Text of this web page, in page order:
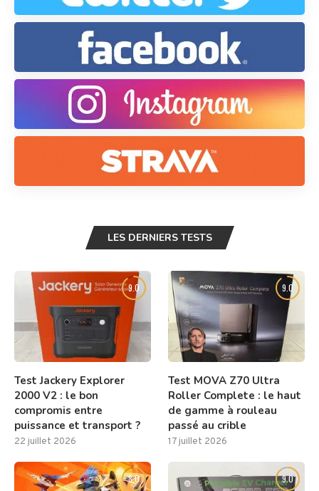
LES DERNIERS TESTS
9.0
Test Jackery Explorer
2000 V2 : le bon
compromis entre
puissance et transport ?
22 juillet 2026
9.0
Test MOVA Z70 Ultra
Roller Complete : le haut
de gamme à rouleau
passé au crible
17 juillet 2026
8.0 9.0